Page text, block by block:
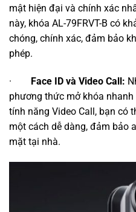
mật hiện đại và chính xác
này, khóa AL-79FRVT-B có
chóng, chính xác, đảm bảo
phép.
· Face ID và Video Call:
phương thức mở khóa
tính năng Video Call, bạn có
một cách dễ dàng, đảm bảo
mặt tại nhà.